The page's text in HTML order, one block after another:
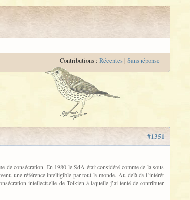
Contributions : Récentes| Sans réponse
#1351
de consécration. En 1980 le SdA était considéré comme de la sous
une référence intelligible par tout le monde. Au-delà de l’intérêt
intellectuelle de Tolkien à laquelle j’ai tenté de contribuer